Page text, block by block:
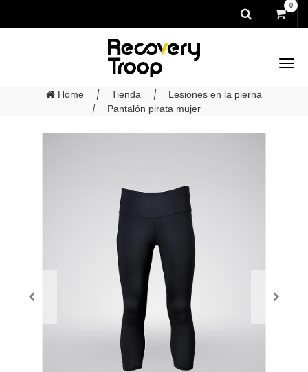
0
Home Tienda
Lesiones en la pierna
Pantalón pirata mujer